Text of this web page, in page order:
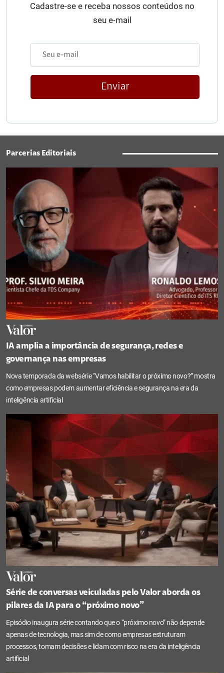
Cadastre-se e receba nossos conteúdos no
seu e-mail
Enviar
Parcerias Editoriais
IA amplia a importância de segurança, redes e
governança nas empresas
Nova temporada da websérie “Vamos habilitar o próximo novo?” mostra
como empresas podem aumentar eficiência e segurança na era da
inteligência artificial
Série de conversas veiculadas pelo Valor aborda os
pilares da IA para o “próximo novo”
Episódio inaugura série contando que o “próximo novo” não depende
apenas de tecnologia, mas sim de como empresas estruturam
processos, tomam decisões e lidam com risco na era da inteligência
artificial